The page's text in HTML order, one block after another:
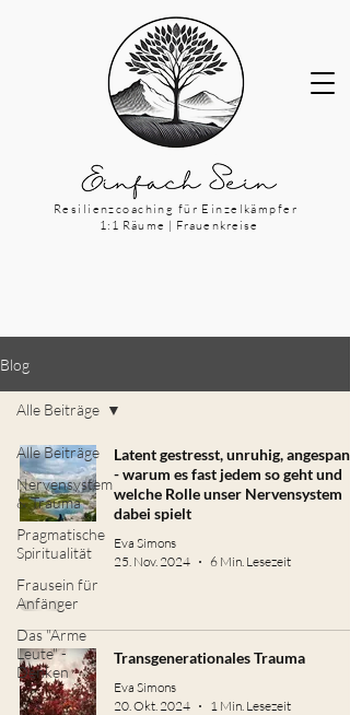
Resilienzcoaching für Einzelkämpfer
1:1 Räume | Frauenkreise
Blog
Alle Beiträge
Nervensystem
& Trauma
Pragmatische
Spiritualität
Frausein für
Anfänger
Das "Arme
Leute" -
Denken
Alle Beiträge
Latent gestresst, unruhig,
- warum es fast jedem so geht und
welche Rolle unser Nervensystem
dabei spielt
Eva Simons
25. Nov. 2024
6 Min. Lesezeit
Transgenerationales Trauma
Eva Simons
20. Okt. 2024
1 Min. Lesezeit